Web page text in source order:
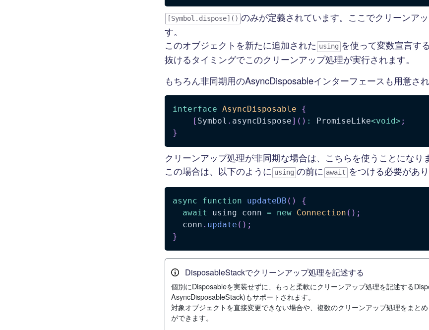
[Symbol.dispose]() のみが定義されています。ここでクリーンア
す。
このオブジェクトを新たに追加された using を使って変数宣言す
抜けるタイミングでこのクリーンアップ処理が実行されます。
もちろん非同期用のAsyncDisposableインターフェースも用意され
interface AsyncDisposable
{
[ Symbol . asyncDispose] ( ) : PromiseLike<void> ;
}
クリーンアップ処理が非同期な場合は、こちらを使うことになり
この場合は、以下のように using の前に await をつける必要があり
async function updateDB ( )
{
await
using conn = new Connection ( ) ;
  conn
. update ( ) ;
}
DisposableStackでクリーンアップ処理を記述する
個別にDisposableを実装せずに、もっと柔軟にクリーンアップ処理を記述する
AsyncDisposableStack)もサポートされます。
対象オブジェクトを直接変更できない場合や、複数のクリーンアップ処理をまと
ができます。